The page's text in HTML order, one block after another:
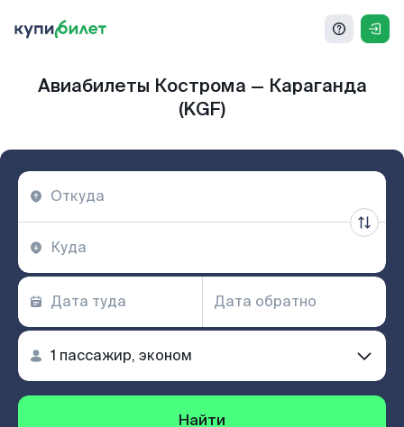
Авиабилеты Кострома — Караганда
(KGF)
Найти